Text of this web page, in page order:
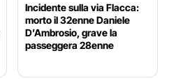
Incidente sulla via Flacca:
morto il 32enne Daniele
D’Ambrosio, grave la
passeggera 28enne